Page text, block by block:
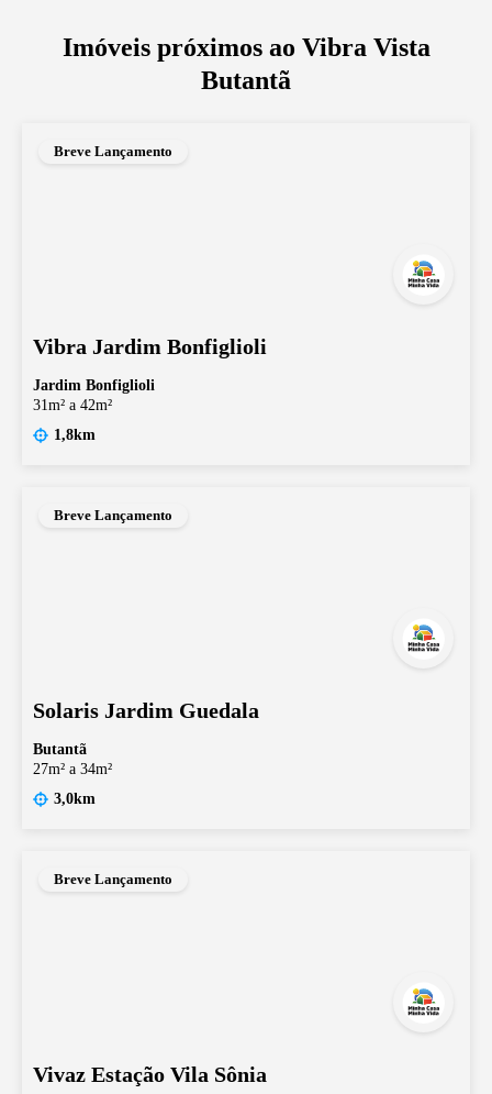
Imóveis próximos ao Vibra Vista
Butantã
Breve Lançamento
Vibra Jardim Bonfiglioli
Jardim Bonfiglioli
31m² a 42m²
1,8km
Breve Lançamento
Solaris Jardim Guedala
Butantã
27m² a 34m²
3,0km
Breve Lançamento
Vivaz Estação Vila Sônia